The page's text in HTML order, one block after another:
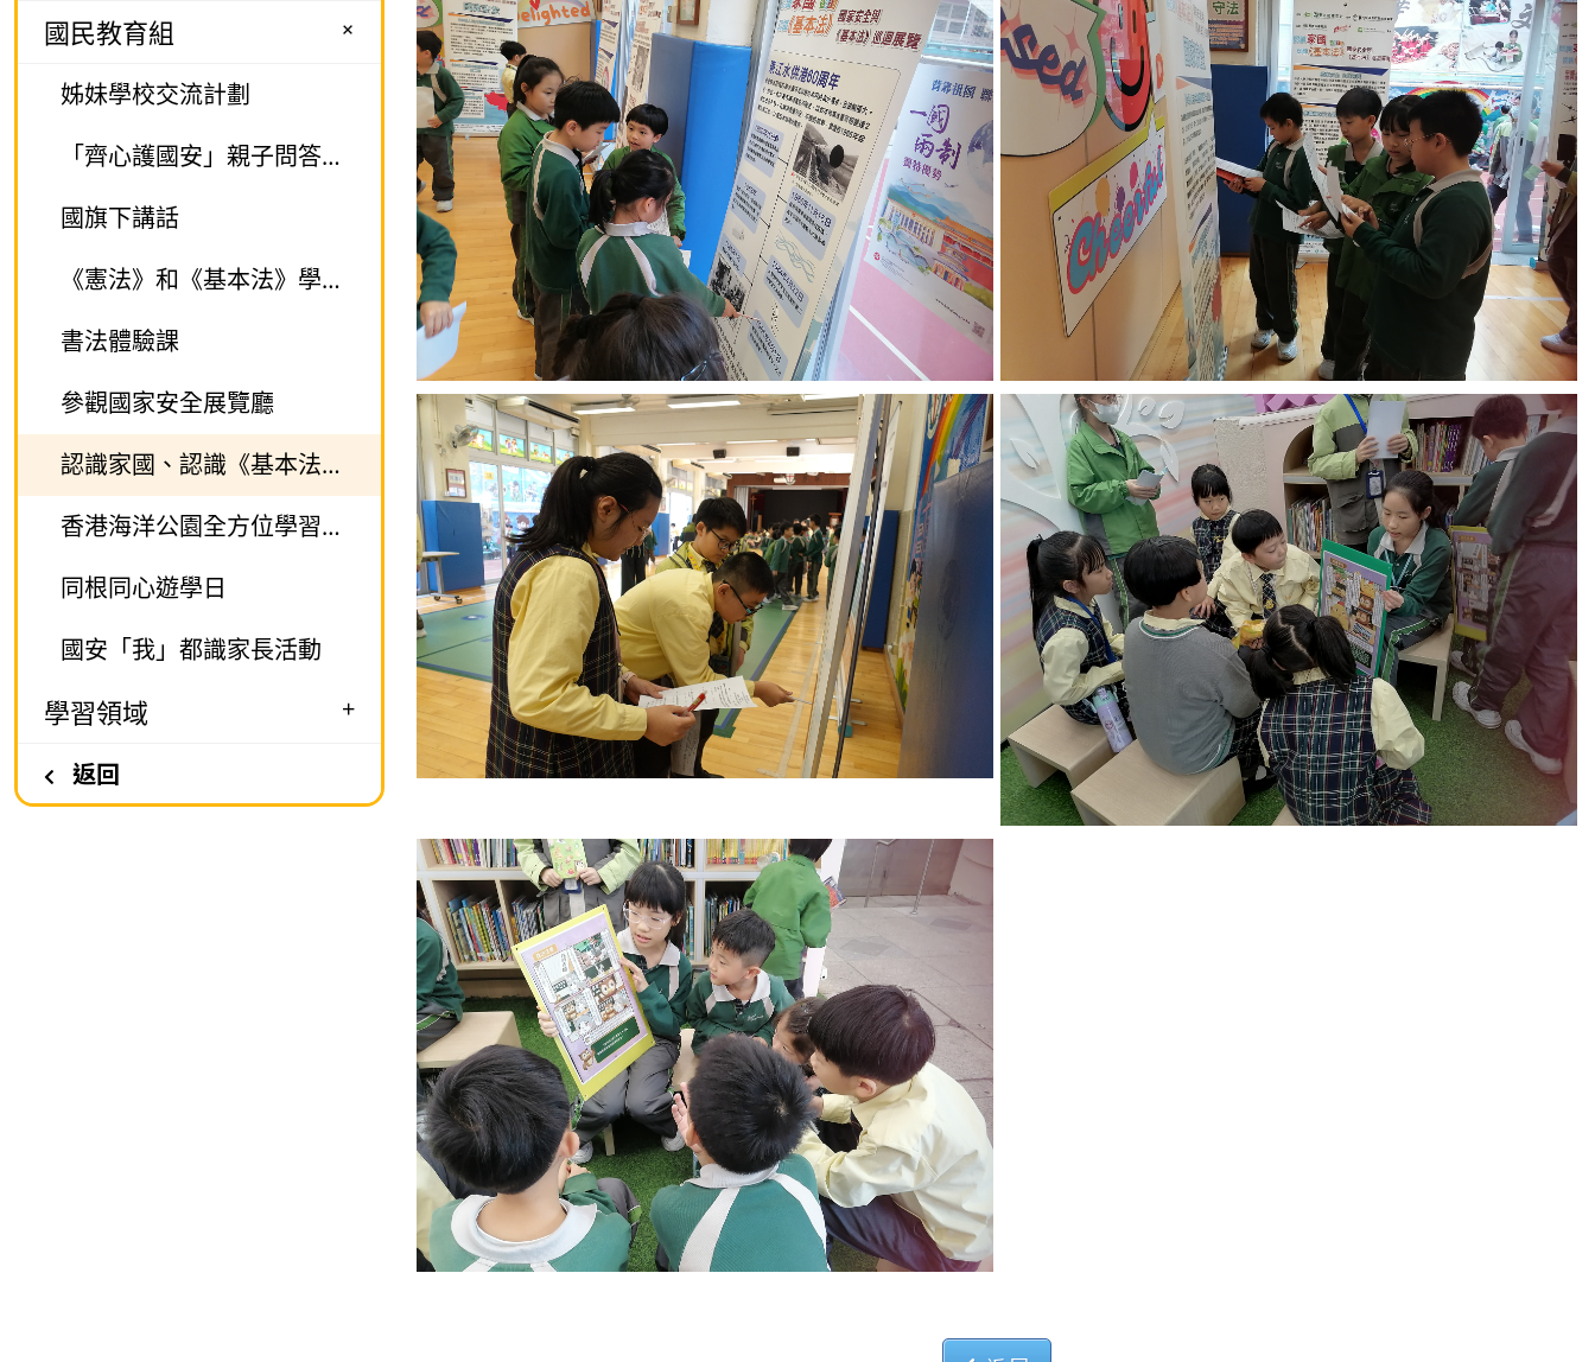
國民教育組
+
姊妹學校交流計劃
「齊心護國安」親子問答比賽
國旗下講話
《憲法》和《基本法》學生校園大使
書法體驗課
參觀國家安全展覽廳
認識家國、認識《基本法》國家安全與《基本法》巡迴展覽活動
香港海洋公園全方位學習之旅
同根同心遊學日
國安「我」都識家長活動
學習領域 +
返回